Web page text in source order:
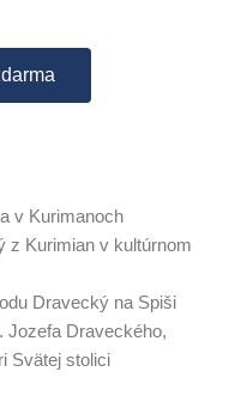
v Kurimanoch
z Kurimian v kultúrnom
Dravecký na Spiši
Jozefa Draveckého,
Svätej stolici